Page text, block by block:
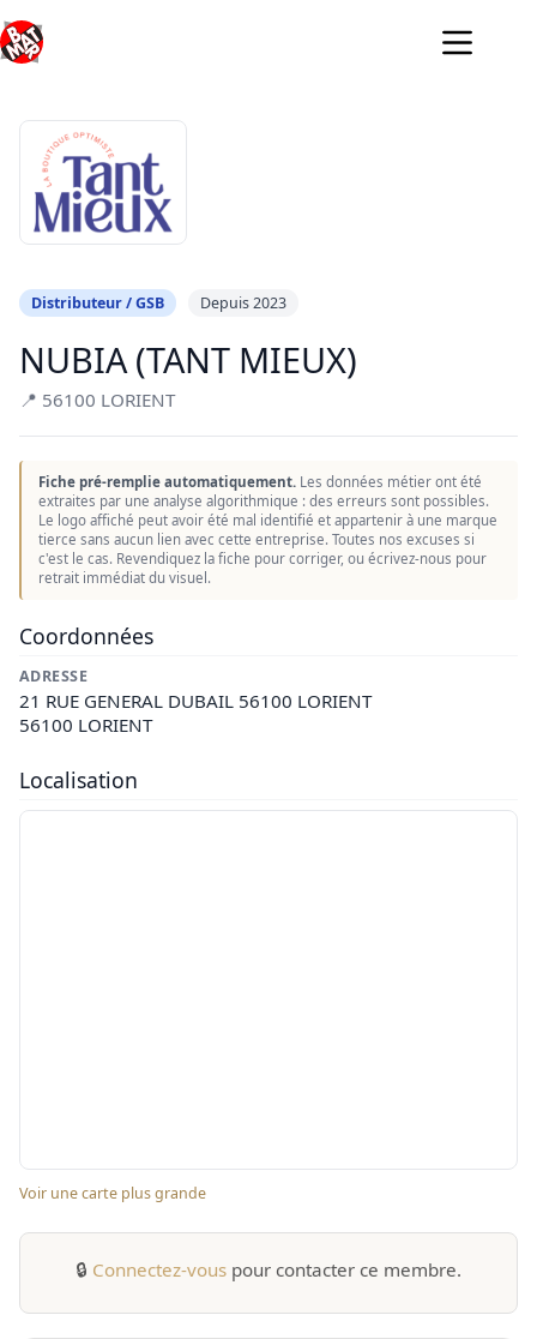
au
contenu
Distributeur / GSB Depuis 2023
NUBIA (TANT MIEUX)
📍 56100 LORIENT
Fiche pré-remplie automatiquement. Les données métier ont été
extraites par une analyse algorithmique : des erreurs sont possibles.
Le logo affiché peut avoir été mal identifié et appartenir à une marque
tierce sans aucun lien avec cette entreprise. Toutes nos excuses si
c'est le cas. Revendiquez la fiche pour corriger, ou écrivez-nous pour
retrait immédiat du visuel.
Coordonnées
ADRESSE
21 RUE GENERAL DUBAIL 56100 LORIENT
56100 LORIENT
Localisation
Voir une carte plus grande
🔒 Connectez-vous pour contacter ce membre.